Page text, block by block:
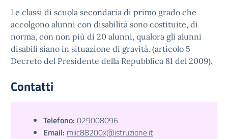
Le classi di scuola secondaria di primo grado che
accolgono alunni con disabilità sono costituite, di
norma, con non più di 20 alunni, qualora gli alunni
disabili siano in situazione di gravità. (articolo 5
Decreto del Presidente della Repubblica 81 del 2009).
Contatti
Telefono: 029008096
Email: miic88200x@istruzione.it